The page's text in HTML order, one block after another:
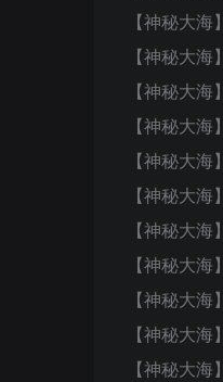
【神秘大
【神秘大
【神秘大
【神秘大
【神秘大
【神秘大
【神秘大
【神秘大
【神秘大
【神秘大
【神秘大